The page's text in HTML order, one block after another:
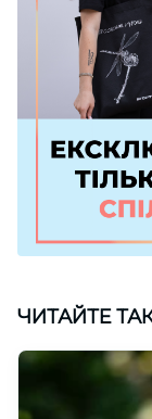
ЧИТАЙТЕ